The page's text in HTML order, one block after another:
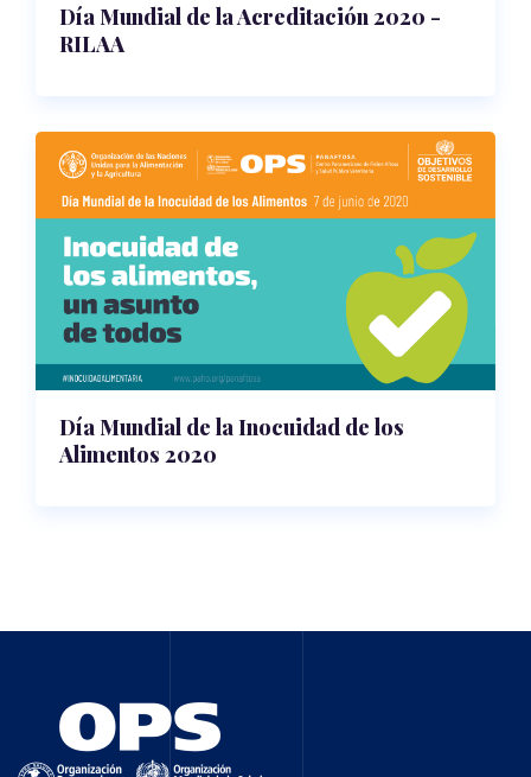
Día Mundial de la Acreditación 2020 -
RILAA
Día Mundial de la Inocuidad de los
Alimentos 2020